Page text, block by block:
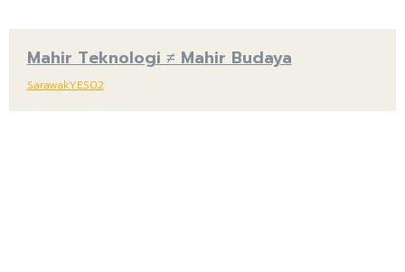
Mahir Teknologi ≠ Mahir Budaya
SarawakYES02